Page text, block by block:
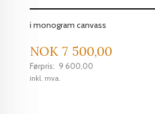
i monogram canvass
Tilbud
NOK 7 500,00
Førpris: 9 600,00
Rabatt
inkl. mva.